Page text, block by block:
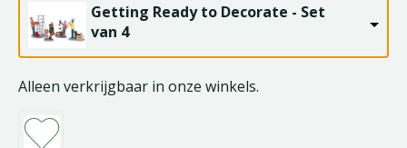
Getting Ready to Decorate - Set
van 4
Alleen verkrijgbaar in onze winkels.